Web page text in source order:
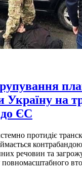
Україну на
ЄС
протидiє
речовин та
повномасштабного